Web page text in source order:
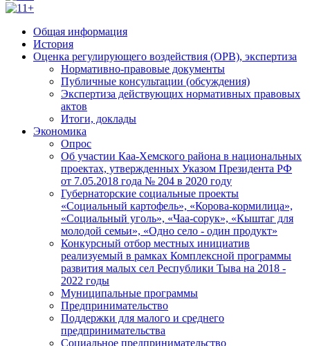
Общая информация
История
Оценка регулирующего воздействия (ОРВ), экспертиза
Нормативно-правовые документы
Публичные консультации (обсуждения)
Экспертиза действующих нормативных правовых
актов
Итоги, доклады
Экономика
Опрос
Об участии Каа-Хемского района в национальных
проектах, утвержденных Указом Президента РФ
от 7.05.2018 года № 204 в 2020 году
Губернаторские социальные проекты
«Социальный картофель», «Корова-кормилица»,
«Социальный уголь», «Чаа-сорук», «Кыштаг для
молодой семьи», «Одно село - один продукт»
Конкурсный отбор местных инициатив
реализуемый в рамках Комплексной программы
развития малых сел Республики Тыва на 2018 -
2022 годы
Муниципальные программы
Предпринимательство
Поддержки для малого и среднего
предпринимательства
Социальное предпринимательство